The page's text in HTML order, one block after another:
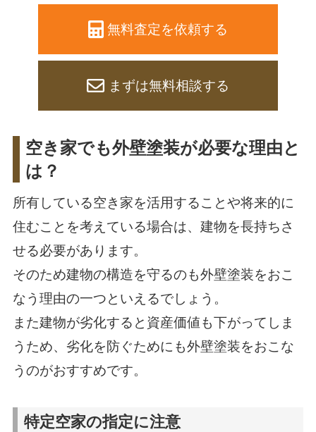
無料査定を依頼する
まずは無料相談する
空き家でも外壁塗装が必要な理由と
は？
所有している空き家を活用することや将来的に
住むことを考えている場合は、建物を長持ちさ
せる必要があります。
そのため建物の構造を守るのも外壁塗装をおこ
なう理由の一つといえるでしょう。
また建物が劣化すると資産価値も下がってしま
うため、劣化を防ぐためにも外壁塗装をおこな
うのがおすすめです。
特定空家の指定に注意